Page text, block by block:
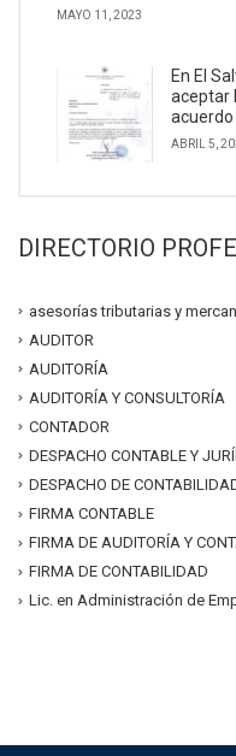
MAYO 11, 2023
En El
aceptar
acuerdo
ABRIL 5,
DIRECTORIO
asesorías tributarias y
AUDITOR
AUDITORÍA
AUDITORÍA Y CONSULTORÍA
CONTADOR
DESPACHO CONTABLE Y
DESPACHO DE
FIRMA CONTABLE
FIRMA DE AUDITORÍA Y
FIRMA DE CONTABILIDAD
Lic. en Administración de